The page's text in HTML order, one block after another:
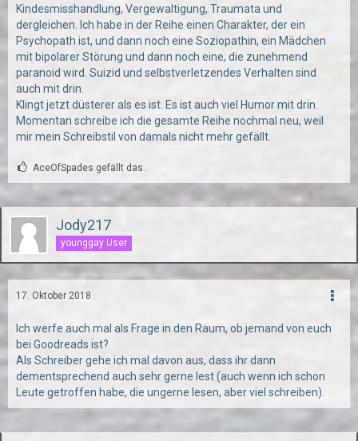
Kindesmisshandlung, Vergewaltigung, Traumata und
dergleichen. Ich habe in der Reihe einen Charakter, der ein
Psychopath ist, und dann noch eine Soziopathin, ein Mädchen
mit bipolarer Störung und dann noch eine, die zunehmend
paranoid wird. Suizid und selbstverletzendes Verhalten sind
auch mit drin.
Klingt jetzt düsterer als es ist. Es ist auch viel Humor mit drin.
Momentan schreibe ich die gesamte Reihe nochmal neu, weil
mir mein Schreibstil von damals nicht mehr gefällt.
AceOfSpades gefällt das.
Jody217
younggay User
17. Oktober 2018
Ich werfe auch mal als Frage in den Raum, ob jemand von euch
bei Goodreads ist?
Als Schreiber gehe ich mal davon aus, dass ihr dann
dementsprechend auch sehr gerne lest (auch wenn ich schon
Leute getroffen habe, die ungerne lesen, aber viel schreiben).